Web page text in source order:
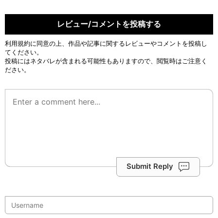
レビュー/コメントを投稿する
利用規約に同意の上、作品や記事に関するレビューやコメントを投稿し
てください。
投稿にはネタバレが含まれる可能性もありますので、閲覧時はご注意く
ださい。
Submit Reply